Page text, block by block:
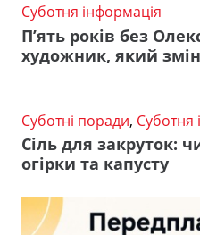
Суботня інформація
П’ять років без
художник, який
Суботні поради, Суботня
Сіль для закруток:
огірки та капусту